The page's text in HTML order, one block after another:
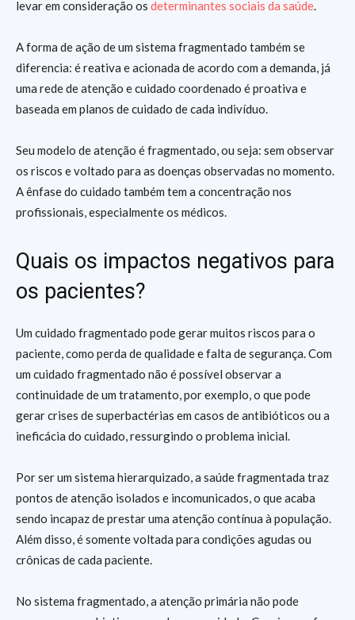
levar em consideração os determinantes sociais da saúde.
A forma de ação de um sistema fragmentado também se
diferencia: é reativa e acionada de acordo com a demanda, já
uma rede de atenção e cuidado coordenado é proativa e
baseada em planos de cuidado de cada indivíduo.
Seu modelo de atenção é fragmentado, ou seja: sem observar
os riscos e voltado para as doenças observadas no momento.
A ênfase do cuidado também tem a concentração nos
profissionais, especialmente os médicos.
Quais os impactos negativos para
os pacientes?
Um cuidado fragmentado pode gerar muitos riscos para o
paciente, como perda de qualidade e falta de segurança. Com
um cuidado fragmentado não é possível observar a
continuidade de um tratamento, por exemplo, o que pode
gerar crises de superbactérias em casos de antibióticos ou a
ineficácia do cuidado, ressurgindo o problema inicial.
Por ser um sistema hierarquizado, a saúde fragmentada traz
pontos de atenção isolados e incomunicados, o que acaba
sendo incapaz de prestar uma atenção contínua à população.
Além disso, é somente voltada para condições agudas ou
crônicas de cada paciente.
No sistema fragmentado, a atenção primária não pode